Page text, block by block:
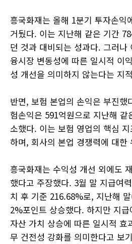
흥국화재는 올해 1분기 투자손익
거뒀다. 이는 지난해 같은 기간
던 것과 대비되는 성과다. 그러나
융시장 변동성에 따른 일시적 이
성 개선을 의미하지 않는다는 지
반면, 보험 본업의 손익은 부진했
험손익은 591억원으로 지난해
소했다. 이는 보험 영업의 핵심
하며, 회사의 본업 경쟁력에 대한
흥국화재는 수익성 개선 외에도
했다고 주장했다. 3월 말 지급여
치 후 기준 216.68%로, 지난해
2%포인트 상승했다. 하지만 지
자산 가치 상승에 따른 일시적 효
무 건전성 강화를 의미한다고 보